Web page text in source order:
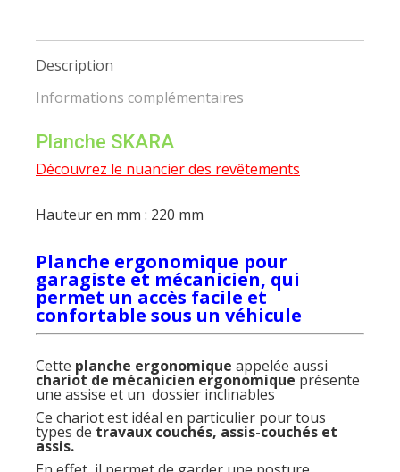
Description
Informations complémentaires
Planche SKARA
Découvrez le nuancier des revêtements
Hauteur en mm : 220 mm
Planche ergonomique pour
garagiste et mécanicien, qui
permet un accès facile et
confortable sous un véhicule
Cette planche ergonomique appelée aussi
chariot de mécanicien ergonomique présente
une assise et un dossier inclinables
Ce chariot est idéal en particulier pour tous
types de travaux couchés, assis-couchés et
assis.